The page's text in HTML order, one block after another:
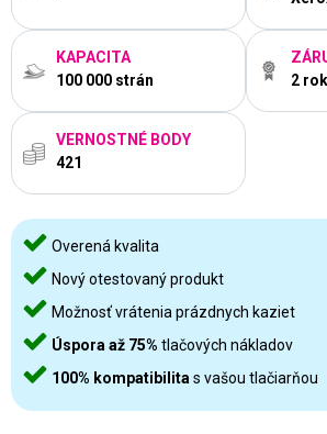
KAPACITA
100 000 strán
2
VERNOSTNÉ BODY
421
Overená kvalita
Nový otestovaný produkt
Možnosť vrátenia prázdnych kaziet
Úspora až 75% tlačových nákladov
100% kompatibilita s vašou tlačiarňou